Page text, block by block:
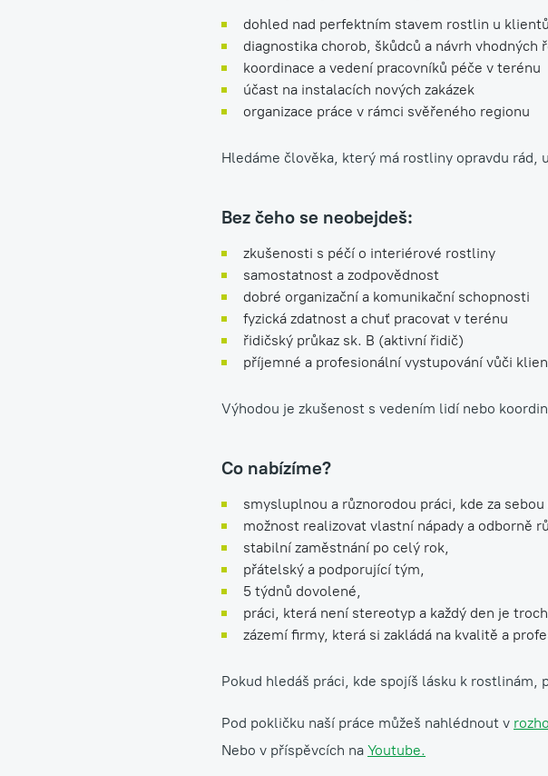
dohled nad perfektním stavem rostlin u klientů
diagnostika chorob, škůdců a návrh vhodných
koordinace a vedení pracovníků péče v terénu
účast na instalacích nových zakázek
organizace práce v rámci svěřeného regionu
Hledáme člověka, který má rostliny opravdu rád,
Bez čeho se neobejdeš:
zkušenosti s péčí o interiérové rostliny
samostatnost a zodpovědnost
dobré organizační a komunikační schopnosti
fyzická zdatnost a chuť pracovat v terénu
řidičský průkaz sk. B (aktivní řidič)
příjemné a profesionální vystupování vůči
Výhodou je zkušenost s vedením lidí nebo
Co nabízíme?
smysluplnou a různorodou práci, kde za sebou
možnost realizovat vlastní nápady a odborně
stabilní zaměstnání po celý rok,
přátelský a podporující tým,
5 týdnů dovolené,
práci, která není stereotyp a každý den je
zázemí firmy, která si zakládá na kvalitě a
Pokud hledáš práci, kde spojíš lásku k rostlinám,
Pod pokličku naší práce můžeš nahlédnout v
Nebo v příspěvcích na Youtube.